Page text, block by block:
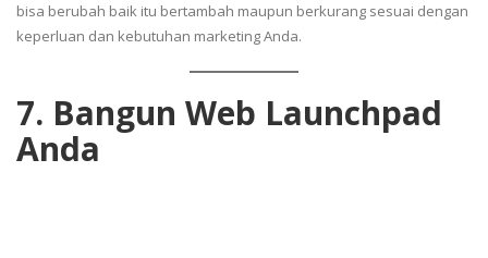
bisa berubah baik itu bertambah maupun berkurang sesuai dengan
keperluan dan kebutuhan marketing Anda.
7. Bangun Web Launchpad
Anda